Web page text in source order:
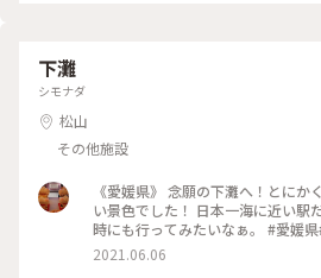
下灘
シモナダ
松山
その他施設
《愛媛県》 念願の下灘へ！とにか
い景色でした！ 日本一海に近い駅だそうです！ 次は夕焼けの
時にも行ってみた
2021.06.06